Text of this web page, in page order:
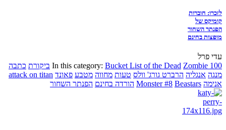
לזכרו: חוברות
קומיקס של
הפנתר השחור
מופצות בחינם
עדי פרל
In this category: Bucket List of the Dead Zombie 100 ביקורת כתבה
מנגה אנגליה הרברט גורג' וולס טעות מחווה מטבע פאונד attack on titan
אנימה
Monster #8 Beastars הורדה בחינם הפנתר השחור